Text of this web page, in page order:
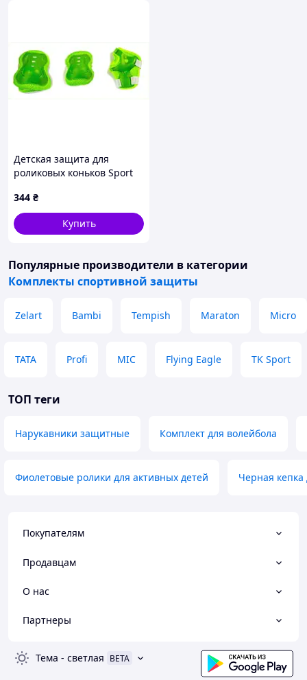
Детская защита для
роликовых коньков Sport
344 ₴
Купить
Популярные производители в категории
Комплекты спортивной защиты
Zelart Bambi Tempish Maraton Micro
TATA Profi MIC Flying Eagle TK Sport
ТОП теги
Нарукавники защитные Комплект для волейбола
Фиолетовые ролики для активных детей Черная
Покупателям
Продавцам
О нас
Партнеры
Тема - светлая BETA